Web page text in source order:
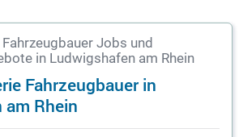
Jobs und
in Ludwigshafen am Rhein
Fahrzeugbauer in
Rhein